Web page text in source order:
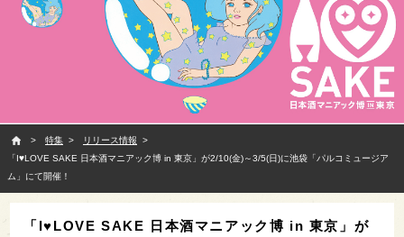
特集
リリース情報
「I♥LOVE SAKE 日本酒マニアック博 in 東京」が2/10(金)～3/5(日)に池袋「パルコミュージア
ム」にて開催！
「I♥LOVE SAKE 日本酒マニアック博 in 東京」が